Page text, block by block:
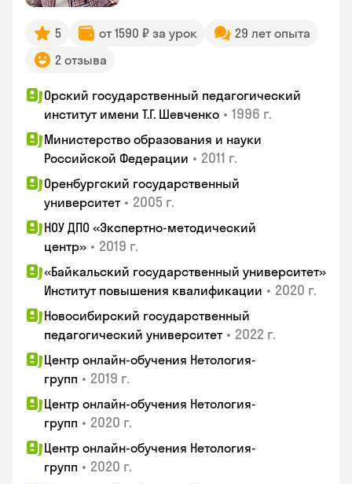
5 от 1590 ₽ за урок
29 лет опыта
2 отзыва
Орский государственный педагогический
институт имени Т.Г. Шевченко • 1996 г.
Министерство образования и науки
Российской Федерации • 2011 г.
Оренбургский государственный
университет • 2005 г.
НОУ ДПО «Экспертно-методический
центр» • 2019 г.
«Байкальский государственный университет»
Институт повышения квалификации • 2020 г.
Новосибирский государственный
педагогический университет • 2022 г.
Центр онлайн-обучения Нетология-
групп • 2019 г.
Центр онлайн-обучения Нетология-
групп • 2020 г.
Центр онлайн-обучения Нетология-
групп • 2020 г.